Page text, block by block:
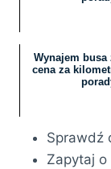
Wynajem busa
cena za
Sprawdź
Zapytaj